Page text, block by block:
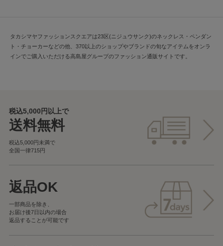
タカシマヤファッションスクエアは23区(ニジュウサンク)のネックレス・ペンダン
ト・チョーカーなどの他、370以上のショップやブランドの旬なアイテムをオンラ
インでご購入いただける高島屋グループのファッション通販サイトです。
税込5,000円以上で
送料無料
税込5,000円未満で
全国一律715円
返品OK
一部商品を除き、
お届け後7日以内の場合
返品することが可能です